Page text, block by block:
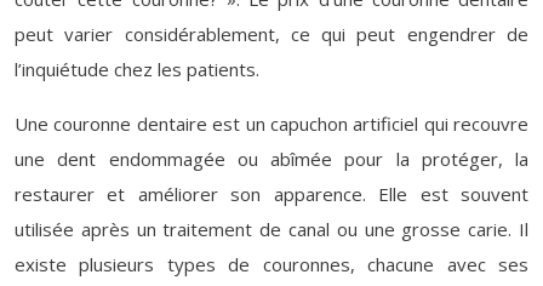
peut varier considérablement, ce qui peut engendrer de
l’inquiétude chez les patients.
Une couronne dentaire est un capuchon artificiel qui recouvre
une dent endommagée ou abîmée pour la protéger, la
restaurer et améliorer son apparence. Elle est souvent
utilisée après un traitement de canal ou une grosse carie. Il
existe plusieurs types de couronnes, chacune avec ses